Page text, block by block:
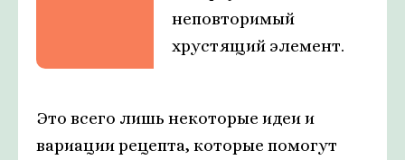
неповторимый
хрустящий элемент.
Это всего лишь некоторые идеи и
вариации рецепта, которые помогут